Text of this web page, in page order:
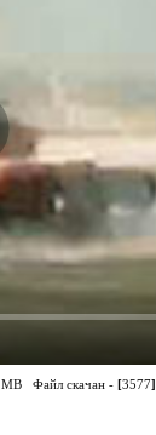
MB Файл скачан - [3577]